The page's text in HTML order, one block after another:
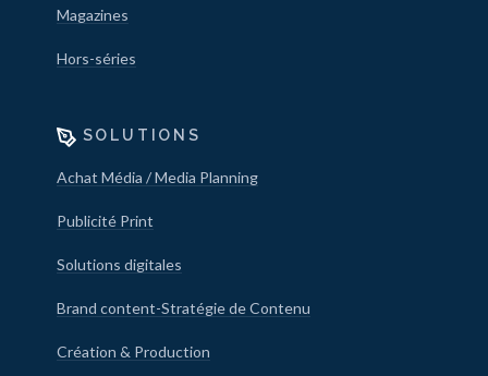
Magazines
Hors-séries
SOLUTIONS
Achat Média / Media Planning
Publicité Print
Solutions digitales
Brand content-Stratégie de Contenu
Création & Production